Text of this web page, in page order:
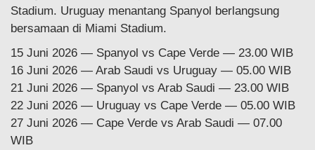
Stadium. Uruguay menantang Spanyol berlangsung
bersamaan di Miami Stadium.
15 Juni 2026 — Spanyol vs Cape Verde — 23.00 WIB
16 Juni 2026 — Arab Saudi vs Uruguay — 05.00 WIB
21 Juni 2026 — Spanyol vs Arab Saudi — 23.00 WIB
22 Juni 2026 — Uruguay vs Cape Verde — 05.00 WIB
27 Juni 2026 — Cape Verde vs Arab Saudi — 07.00
WIB